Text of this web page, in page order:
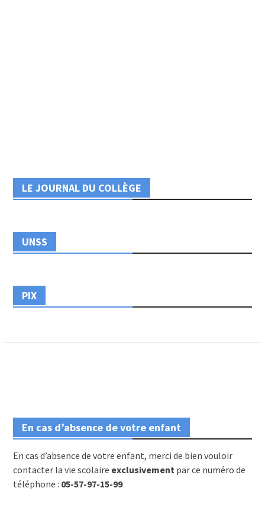
LE JOURNAL DU COLLÈGE
UNSS
PIX
En cas d’absence de votre enfant
En cas d’absence de votre enfant, merci de bien vouloir
contacter la vie scolaire exclusivementpar ce numéro de
téléphone : 05-57-97-15-99